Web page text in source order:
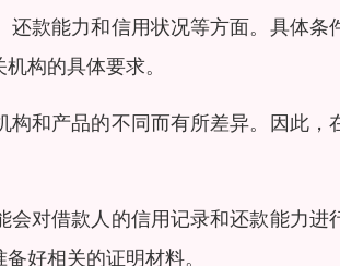
款能力和信用状况等方面。具体条
构的具体要求。
和产品的不同而有所差异。因此，
对借款人的信用记录和还款能力进
好相关的证明材料。